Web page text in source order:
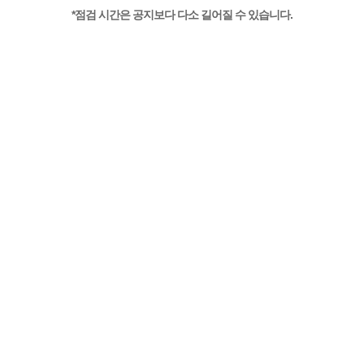
*점검 시간은 공지보다 다소 길어질 수 있습니다.